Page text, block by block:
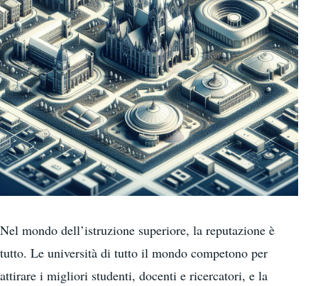
Nel mondo dell’istruzione superiore, la reputazione è
tutto. Le università di tutto il mondo competono per
attirare i migliori studenti, docenti e ricercatori, e la